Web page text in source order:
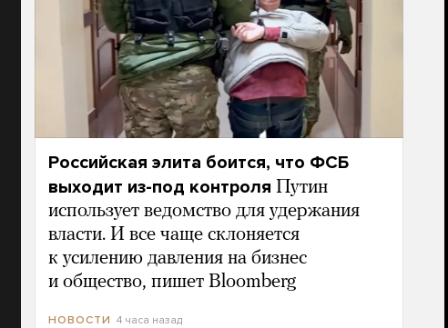
Российская элита боится, что ФСБ
выходит из-под контроля Путин
использует ведомство для удержания
власти. И все чаще склоняется
к усилению давления на бизнес
и общество, пишет Bloomberg
НОВОСТИ 4 часа назад